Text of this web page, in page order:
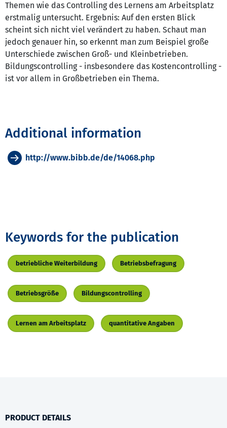
Themen wie das Controlling des Lernens am Arbeitsplatz
erstmalig untersucht. Ergebnis: Auf den ersten Blick
scheint sich nicht viel verändert zu haben. Schaut man
jedoch genauer hin, so erkennt man zum Beispiel große
Unterschiede zwischen Groß- und Kleinbetrieben.
Bildungscontrolling - insbesondere das Kostencontrolling -
ist vor allem in Großbetrieben ein Thema.
Additional information
http://www.bibb.de/de/14068.php
Keywords for the publication
betriebliche Weiterbildung Betriebsbefragung
Betriebsgröße Bildungscontrolling
Lernen am Arbeitsplatz quantitative Angaben
PRODUCT DETAILS